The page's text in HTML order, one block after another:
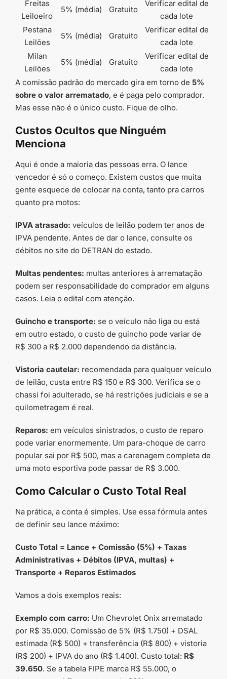
Freitas
Leiloeiro
5% (média) Gratuito
Verificar edital de
cada lote
Pestana
Leilões
5% (média) Gratuito
Verificar edital de
cada lote
Milan
Leilões
5% (média) Gratuito
Verificar edital de
cada lote
A comissão padrão do mercado gira em torno de 5%
sobre o valor arrematado, e é paga pelo comprador.
Mas esse não é o único custo. Fique de olho.
Custos Ocultos que Ninguém
Menciona
Aqui é onde a maioria das pessoas erra. O lance
vencedor é só o começo. Existem custos que muita
gente esquece de colocar na conta, tanto pra carros
quanto pra motos:
IPVA atrasado: veículos de leilão podem ter anos de
IPVA pendente. Antes de dar o lance, consulte os
débitos no site do DETRAN do estado.
Multas pendentes: multas anteriores à arrematação
podem ser responsabilidade do comprador em alguns
casos. Leia o edital com atenção.
Guincho e transporte: se o veículo não liga ou está
em outro estado, o custo de guincho pode variar de
R$ 300 a R$ 2.000 dependendo da distância.
Vistoria cautelar: recomendada para qualquer veículo
de leilão, custa entre R$ 150 e R$ 300. Verifica se o
chassi foi adulterado, se há restrições judiciais e se a
quilometragem é real.
Reparos: em veículos sinistrados, o custo de reparo
pode variar enormemente. Um para-choque de carro
popular sai por R$ 500, mas a carenagem completa de
uma moto esportiva pode passar de R$ 3.000.
Como Calcular o Custo Total Real
Na prática, a conta é simples. Use essa fórmula antes
de definir seu lance máximo:
Custo Total = Lance + Comissão (5%) + Taxas
Administrativas + Débitos (IPVA, multas) +
Transporte + Reparos Estimados
Vamos a dois exemplos reais:
Exemplo com carro: Um Chevrolet Onix arrematado
por R$ 35.000. Comissão de 5% (R$ 1.750) + DSAL
estimada (R$ 500) + transferência (R$ 800) + vistoria
(R$ 200) + IPVA do ano (R$ 1.400). Custo total: R$
39.650. Se a tabela FIPE marca R$ 55.000, o